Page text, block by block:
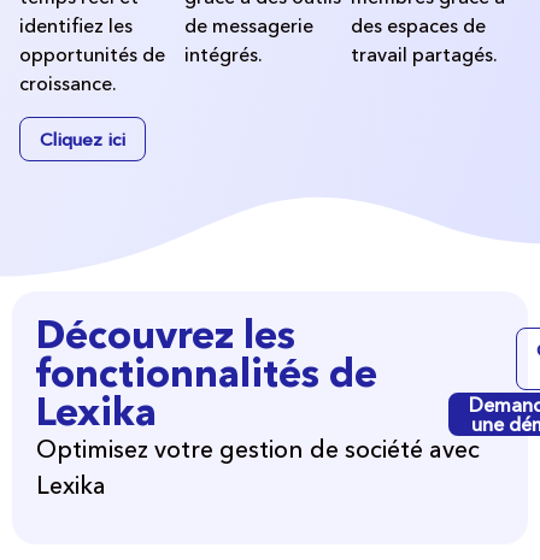
identifiez les
opportunités de
croissance.
de messagerie
intégrés.
des espaces de
travail partagés.
Cliquez ici
Découvrez les
fonctionnalités de
Lexika
Optimisez votre gestion de société avec
Lexika
une